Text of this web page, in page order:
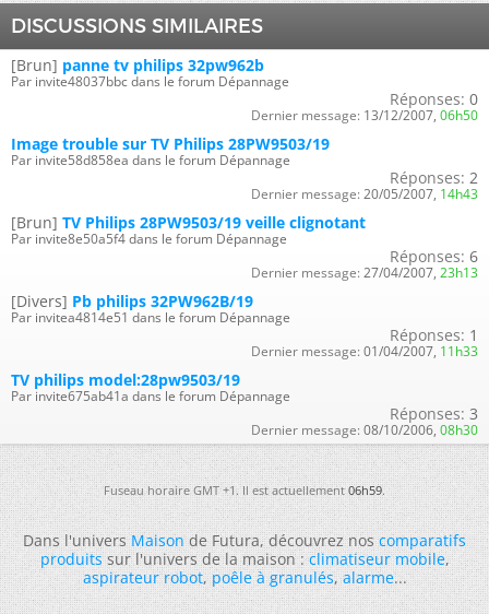
DISCUSSIONS SIMILAIRES
[Brun] panne tv philips 32pw962b
Par invite48037bbc dans le forum Dépannage
Réponses: 0
Dernier message: 13/12/2007, 06h50
Image trouble sur TV Philips 28PW9503/19
Par invite58d858ea dans le forum Dépannage
Réponses: 2
Dernier message: 20/05/2007, 14h43
[Brun] TV Philips 28PW9503/19 veille clignotant
Par invite8e50a5f4 dans le forum Dépannage
Réponses: 6
Dernier message: 27/04/2007, 23h13
[Divers] Pb philips 32PW962B/19
Par invitea4814e51 dans le forum Dépannage
Réponses: 1
Dernier message: 01/04/2007, 11h33
TV philips model:28pw9503/19
Par invite675ab41a dans le forum Dépannage
Réponses: 3
Dernier message: 08/10/2006, 08h30
Fuseau horaire GMT +1. Il est actuellement06h59.
Dans l'universMaisonde Futura, découvrez noscomparatifs
produitssur l'univers de la maison :climatiseur mobile,
aspirateur robot,poêle à granulés,alarme...